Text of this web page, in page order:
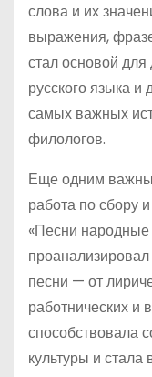
слова и их
выражения,
стал основой
русского языка и
самых важных
филологов.
Еще одним
работа по сбору
«Песни народные
песни — от
работнических и
способствовала
культуры и